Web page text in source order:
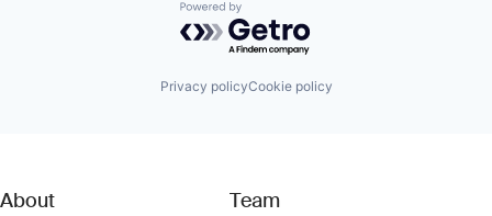
Powered by Getro.com
Privacy policyCookie policy
About
Team